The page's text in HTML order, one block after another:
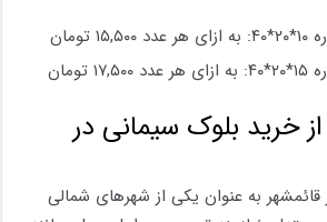
خرید بلوک سیمانی در
به عنوان یکی از شهرهای شمالی